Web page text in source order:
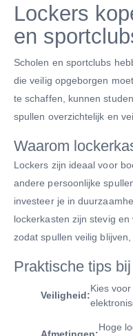
Lockers
en
Scholen en sportclubs
die veilig opgeborgen
te schaffen, kunnen
spullen overzichtelijk en
Waarom
Lockers zijn ideaal voor
andere persoonlijke
investeer je in
lockerkasten zijn stevig
zodat spullen veilig
Praktische tips
Veiligheid:
Kies
Hoge